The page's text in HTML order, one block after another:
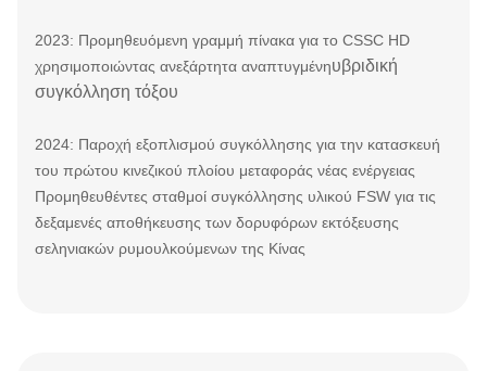
2023: Προμηθευόμενη γραμμή πίνακα για το CSSC HD
χρησιμοποιώντας ανεξάρτητα αναπτυγμένηυβριδική
συγκόλληση τόξου
2024: Παροχή εξοπλισμού συγκόλλησης για την κατασκευή
του πρώτου κινεζικού πλοίου μεταφοράς νέας ενέργειας
Προμηθευθέντες σταθμοί συγκόλλησης υλικού FSW για τις
δεξαμενές αποθήκευσης των δορυφόρων εκτόξευσης
σεληνιακών ρυμουλκούμενων της Κίνας